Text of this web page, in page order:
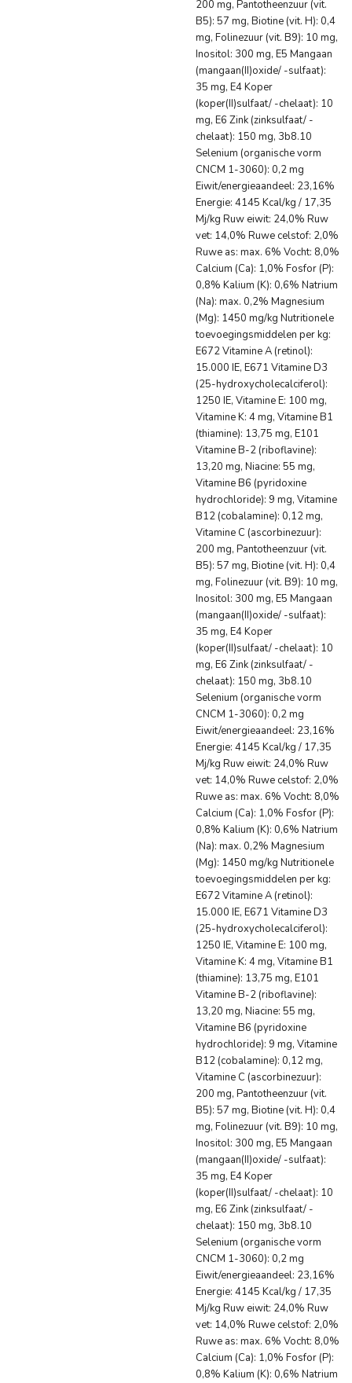
200 mg, Pantotheenzuur (vit.
B5): 57 mg, Biotine (vit. H): 0,4
mg, Folinezuur (vit. B9): 10 mg,
Inositol: 300 mg, E5 Mangaan
(mangaan(II)oxide/ -sulfaat):
35 mg, E4 Koper
(koper(II)sulfaat/ -chelaat): 10
mg, E6 Zink (zinksulfaat/ -
chelaat): 150 mg, 3b8.10
Selenium (organische vorm
CNCM 1-3060): 0,2 mg
Eiwit/energieaandeel: 23,16%
Energie: 4145 Kcal/kg / 17,35
Mj/kg Ruw eiwit: 24,0% Ruw
vet: 14,0% Ruwe celstof: 2,0%
Ruwe as: max. 6% Vocht: 8,0%
Calcium (Ca): 1,0% Fosfor (P):
0,8% Kalium (K): 0,6% Natrium
(Na): max. 0,2% Magnesium
(Mg): 1450 mg/kg Nutritionele
toevoegingsmiddelen per kg:
E672 Vitamine A (retinol):
15.000 IE, E671 Vitamine D3
(25-hydroxycholecalciferol):
1250 IE, Vitamine E: 100 mg,
Vitamine K: 4 mg, Vitamine B1
(thiamine): 13,75 mg, E101
Vitamine B-2 (riboflavine):
13,20 mg, Niacine: 55 mg,
Vitamine B6 (pyridoxine
hydrochloride): 9 mg, Vitamine
B12 (cobalamine): 0,12 mg,
Vitamine C (ascorbinezuur):
200 mg, Pantotheenzuur (vit.
B5): 57 mg, Biotine (vit. H): 0,4
mg, Folinezuur (vit. B9): 10 mg,
Inositol: 300 mg, E5 Mangaan
(mangaan(II)oxide/ -sulfaat):
35 mg, E4 Koper
(koper(II)sulfaat/ -chelaat): 10
mg, E6 Zink (zinksulfaat/ -
chelaat): 150 mg, 3b8.10
Selenium (organische vorm
CNCM 1-3060): 0,2 mg
Eiwit/energieaandeel: 23,16%
Energie: 4145 Kcal/kg / 17,35
Mj/kg Ruw eiwit: 24,0% Ruw
vet: 14,0% Ruwe celstof: 2,0%
Ruwe as: max. 6% Vocht: 8,0%
Calcium (Ca): 1,0% Fosfor (P):
0,8% Kalium (K): 0,6% Natrium
(Na): max. 0,2% Magnesium
(Mg): 1450 mg/kg Nutritionele
toevoegingsmiddelen per kg:
E672 Vitamine A (retinol):
15.000 IE, E671 Vitamine D3
(25-hydroxycholecalciferol):
1250 IE, Vitamine E: 100 mg,
Vitamine K: 4 mg, Vitamine B1
(thiamine): 13,75 mg, E101
Vitamine B-2 (riboflavine):
13,20 mg, Niacine: 55 mg,
Vitamine B6 (pyridoxine
hydrochloride): 9 mg, Vitamine
B12 (cobalamine): 0,12 mg,
Vitamine C (ascorbinezuur):
200 mg, Pantotheenzuur (vit.
B5): 57 mg, Biotine (vit. H): 0,4
mg, Folinezuur (vit. B9): 10 mg,
Inositol: 300 mg, E5 Mangaan
(mangaan(II)oxide/ -sulfaat):
35 mg, E4 Koper
(koper(II)sulfaat/ -chelaat): 10
mg, E6 Zink (zinksulfaat/ -
chelaat): 150 mg, 3b8.10
Selenium (organische vorm
CNCM 1-3060): 0,2 mg
Eiwit/energieaandeel: 23,16%
Energie: 4145 Kcal/kg / 17,35
Mj/kg Ruw eiwit: 24,0% Ruw
vet: 14,0% Ruwe celstof: 2,0%
Ruwe as: max. 6% Vocht: 8,0%
Calcium (Ca): 1,0% Fosfor (P):
0,8% Kalium (K): 0,6% Natrium